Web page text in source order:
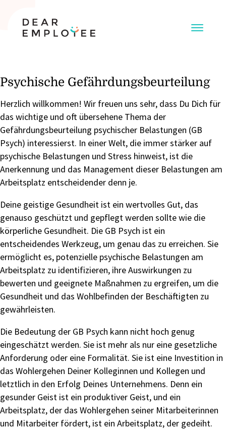
Psychische Gefährdungsbeurteilung
Herzlich willkommen! Wir freuen uns sehr, dass Du Dich für
das wichtige und oft übersehene Thema der
Gefährdungsbeurteilung psychischer Belastungen (GB
Psych) interessierst. In einer Welt, die immer stärker auf
psychische Belastungen und Stress hinweist, ist die
Anerkennung und das Management dieser Belastungen am
Arbeitsplatz entscheidender denn je.
Deine geistige Gesundheit ist ein wertvolles Gut, das
genauso geschützt und gepflegt werden sollte wie die
körperliche Gesundheit. Die GB Psych ist ein
entscheidendes Werkzeug, um genau das zu erreichen. Sie
ermöglicht es, potenzielle psychische Belastungen am
Arbeitsplatz zu identifizieren, ihre Auswirkungen zu
bewerten und geeignete Maßnahmen zu ergreifen, um die
Gesundheit und das Wohlbefinden der Beschäftigten zu
gewährleisten.
Die Bedeutung der GB Psych kann nicht hoch genug
eingeschätzt werden. Sie ist mehr als nur eine gesetzliche
Anforderung oder eine Formalität. Sie ist eine Investition in
das Wohlergehen Deiner Kolleginnen und Kollegen und
letztlich in den Erfolg Deines Unternehmens. Denn ein
gesunder Geist ist ein produktiver Geist, und ein
Arbeitsplatz, der das Wohlergehen seiner Mitarbeiterinnen
und Mitarbeiter fördert, ist ein Arbeitsplatz, der gedeiht.